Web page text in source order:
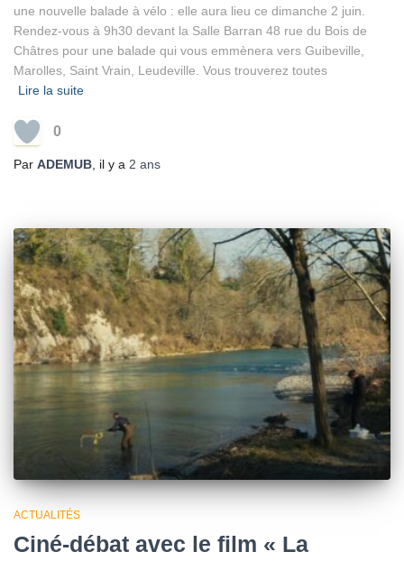
une nouvelle balade à vélo : elle aura lieu ce dimanche 2 juin.
Rendez-vous à 9h30 devant la Salle Barran 48 rue du Bois de
Châtres pour une balade qui vous emmènera vers Guibeville,
Marolles, Saint Vrain, Leudeville. Vous trouverez toutes
Lire la suite
0
Par ADEMUB, il y a 2 ans
ACTUALITÉS
Ciné-débat avec le film « La